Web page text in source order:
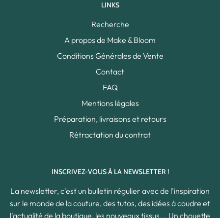
LINKS
Recherche
A propos de Make & Bloom
Conditions Générales de Vente
Contact
FAQ
Mentions légales
Préparation, livraisons et retours
Rétractation du contrat
INSCRIVEZ-VOUS À LA NEWSLETTER !
La newsletter, c'est un bulletin régulier avec de l'inspiration
sur le monde de la couture, des tutos, des idées à coudre et
l'actualité de la boutique, les nouveaux tissus... Un chouette